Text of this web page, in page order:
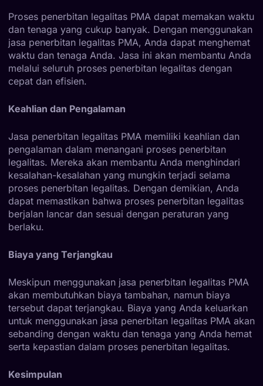
Proses penerbitan legalitas PMA dapat memakan waktu
dan tenaga yang cukup banyak. Dengan menggunakan
jasa penerbitan legalitas PMA, Anda dapat menghemat
waktu dan tenaga Anda. Jasa ini akan membantu Anda
melalui seluruh proses penerbitan legalitas dengan
cepat dan efisien.
Keahlian dan Pengalaman
Jasa penerbitan legalitas PMA memiliki keahlian dan
pengalaman dalam menangani proses penerbitan
legalitas. Mereka akan membantu Anda menghindari
kesalahan-kesalahan yang mungkin terjadi selama
proses penerbitan legalitas. Dengan demikian, Anda
dapat memastikan bahwa proses penerbitan legalitas
berjalan lancar dan sesuai dengan peraturan yang
berlaku.
Biaya yang Terjangkau
Meskipun menggunakan jasa penerbitan legalitas PMA
akan membutuhkan biaya tambahan, namun biaya
tersebut dapat terjangkau. Biaya yang Anda keluarkan
untuk menggunakan jasa penerbitan legalitas PMA akan
sebanding dengan waktu dan tenaga yang Anda hemat
serta kepastian dalam proses penerbitan legalitas.
Kesimpulan